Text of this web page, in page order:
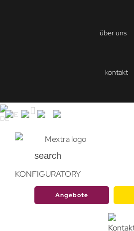
über uns
kontakt
DE
search
KONFIGURATORY
Angebote